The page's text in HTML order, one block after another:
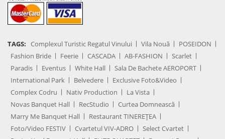
TAGS: Complexul Turistic Regatul Vinului Vila Nouă
POSEIDON
Fashion Bride
Feerie CASCADA AB-FASHION
Scarlet
Paradis
Eventus White Hall
Sala De Bachete AEROPORT
International Park
Belvedere
Exclusive Foto&Video
Complex Codru
Nativ Production
La Vista
Novas Banquet Hall
RecStudio
Curtea Domnească
Marry Me Banquet Hall
Restaurant TINEREȚEA
Foto/Video FESTIV
Cvartetul VIV-ADRO
Select Cvartet